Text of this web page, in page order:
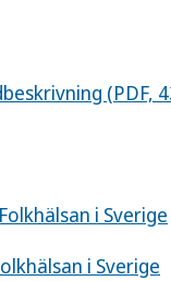
(PDF,
i Sverige
i Sverige